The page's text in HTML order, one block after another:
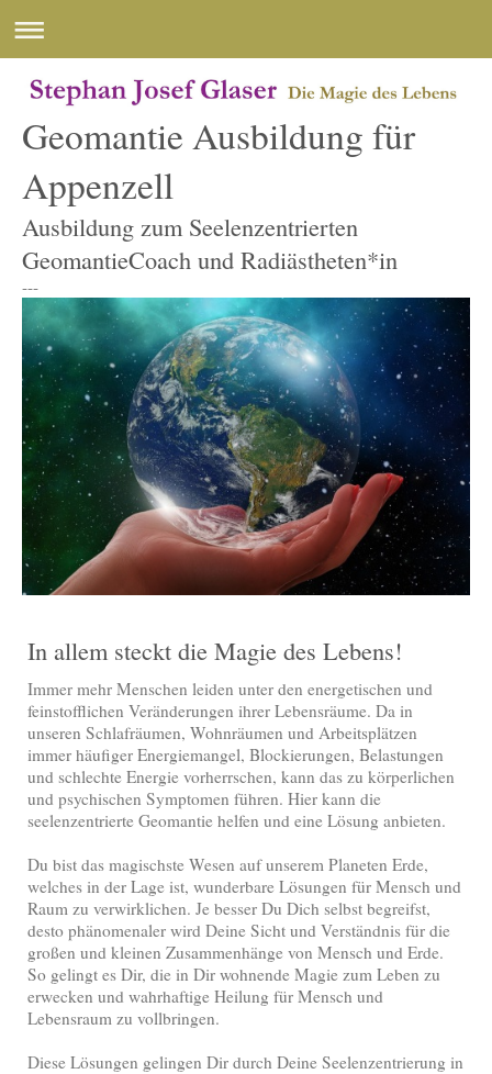
Geomantie Ausbildung für
Appenzell
Ausbildung zum Seelenzentrierten
GeomantieCoach und Radiästheten*in
---
In allem steckt die Magie des Lebens!
Immer mehr Menschen leiden unter den energetischen und
feinstofflichen Veränderungen ihrer Lebensräume. Da in
unseren Schlafräumen, Wohnräumen und Arbeitsplätzen
immer häufiger Energiemangel, Blockierungen, Belastungen
und schlechte Energie vorherrschen, kann das zu körperlichen
und psychischen Symptomen führen. Hier kann die
seelenzentrierte Geomantie helfen und eine Lösung anbieten.
Du bist das magischste Wesen auf unserem Planeten Erde,
welches in der Lage ist, wunderbare Lösungen für Mensch und
Raum zu verwirklichen. Je besser Du Dich selbst begreifst,
desto phänomenaler wird Deine Sicht und Verständnis für die
großen und kleinen Zusammenhänge von Mensch und Erde.
So gelingt es Dir, die in Dir wohnende Magie zum Leben zu
erwecken und wahrhaftige Heilung für Mensch und
Lebensraum zu vollbringen.
Diese Lösungen gelingen Dir durch Deine Seelenzentrierung in